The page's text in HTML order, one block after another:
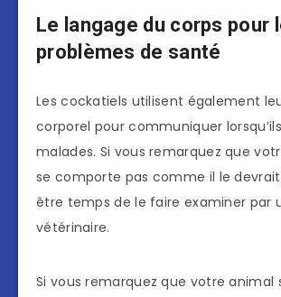
Le langage du corps pour
problèmes de santé
Les cockatiels utilisent également
corporel pour communiquer
malades. Si vous remarquez que
se comporte pas comme il le
être temps de le faire examiner par
vétérinaire.
Si vous remarquez que votre animal